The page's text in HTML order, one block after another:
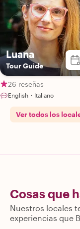
Luana
Tour Guide
26 reseñas
English・Italiano
Ver todos los
Cosas que
Nuestros locales
experiencias que